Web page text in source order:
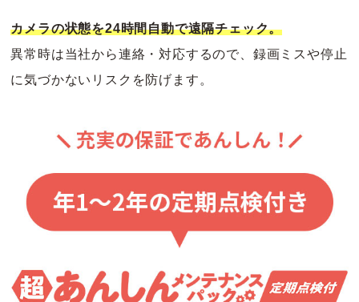
カメラの状態を24時間自動で遠隔チェック。
異常時は当社から連絡・対応するので、録画ミスや停止
に気づかないリスクを防げます。